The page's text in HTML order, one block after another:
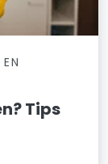
Tips